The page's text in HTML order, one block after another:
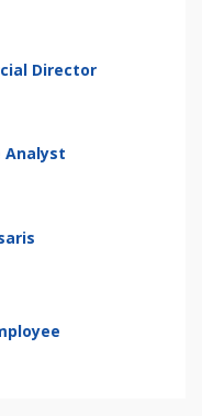
Director
Analyst